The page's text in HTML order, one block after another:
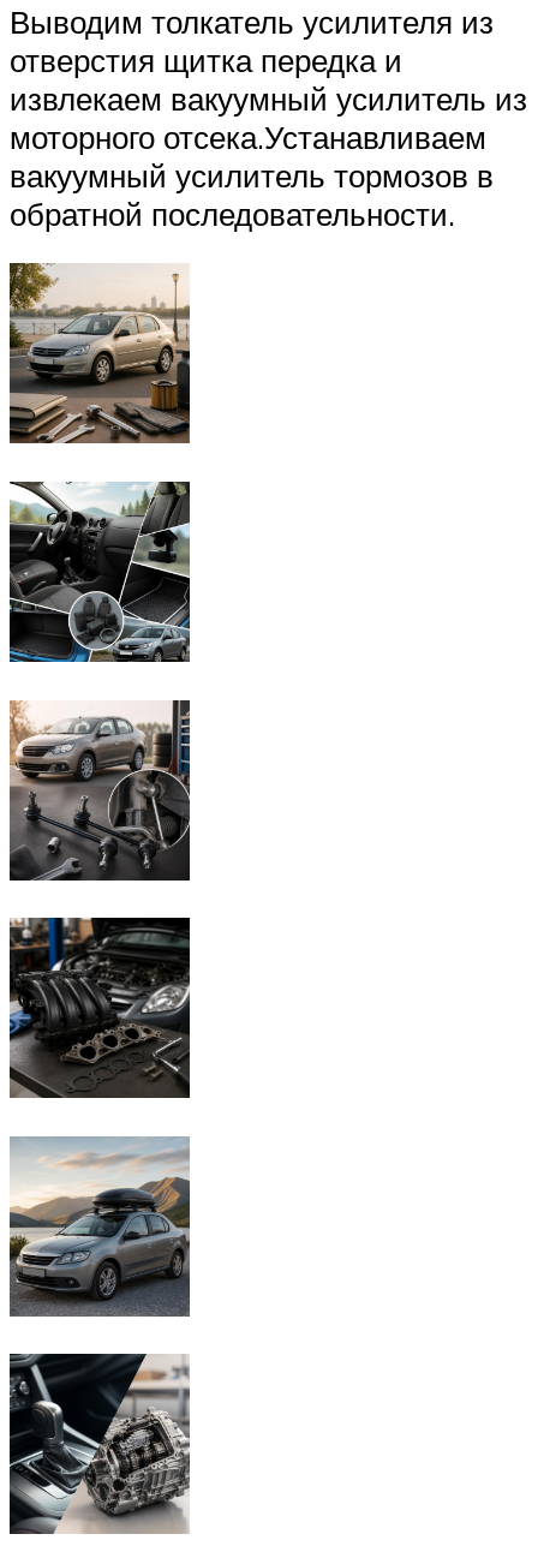
Выводим толкатель усилителя из
отверстия щитка передка и
извлекаем вакуумный усилитель из
моторного отсека.Устанавливаем
вакуумный усилитель тормозов в
обратной последовательности.